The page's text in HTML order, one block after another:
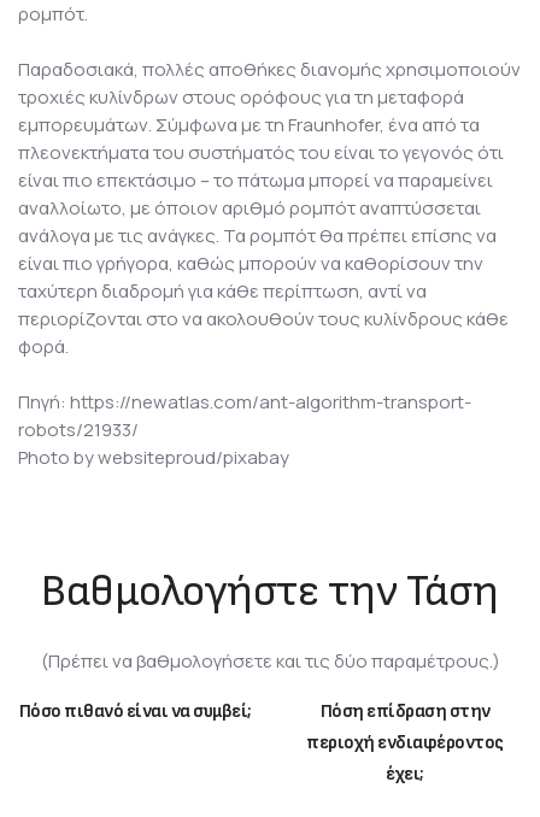
ρομπότ.
Παραδοσιακά, πολλές αποθήκες διανομής χρησιμοποιούν
τροχιές κυλίνδρων στους ορόφους για τη μεταφορά
εμπορευμάτων. Σύμφωνα με τη Fraunhofer, ένα από τα
πλεονεκτήματα του συστήματός του είναι το γεγονός ότι
είναι πιο επεκτάσιμο – το πάτωμα μπορεί να παραμείνει
αναλλοίωτο, με όποιον αριθμό ρομπότ αναπτύσσεται
ανάλογα με τις ανάγκες. Τα ρομπότ θα πρέπει επίσης να
είναι πιο γρήγορα, καθώς μπορούν να καθορίσουν την
ταχύτερη διαδρομή για κάθε περίπτωση, αντί να
περιορίζονται στο να ακολουθούν τους κυλίνδρους κάθε
φορά.
Πηγή: https://newatlas.com/ant-algorithm-transport-
robots/21933/
Photo by websiteproud/pixabay
Βαθμολογήστε την Τάση
(Πρέπει να βαθμολογήσετε και τις δύο παραμέτρους.)
Πόσο πιθανό είναι να συμβεί;
Πόση επίδραση στην
περιοχή ενδιαφέροντος
έχει;